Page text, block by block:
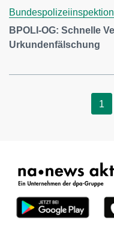
BPOLI-OG: Schnelle
Urkundenfälschung
1